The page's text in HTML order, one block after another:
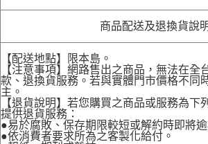
商品配送及退換貨說
【配送地點】限本島。
【注意事項】網路售出之商品，無法在全
款、退換貨服務。若與實體門市價格不同
主。
【退貨說明】若您購買之商品或服務為下
提供退貨服務：
●易於腐敗、保存期限較短或解約時即將逾
●依消費者要求所為之客製化給付。